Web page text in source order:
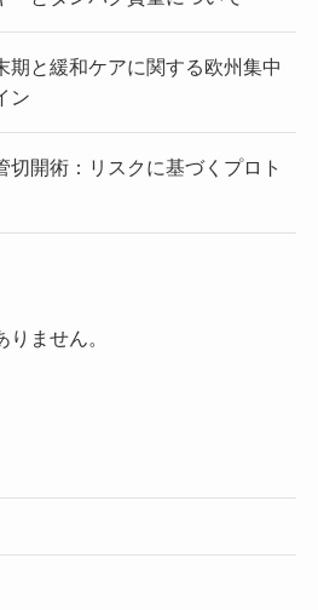
期と緩和ケアに関する欧州集中
ン
切開術：リスクに基づくプロト
ません。